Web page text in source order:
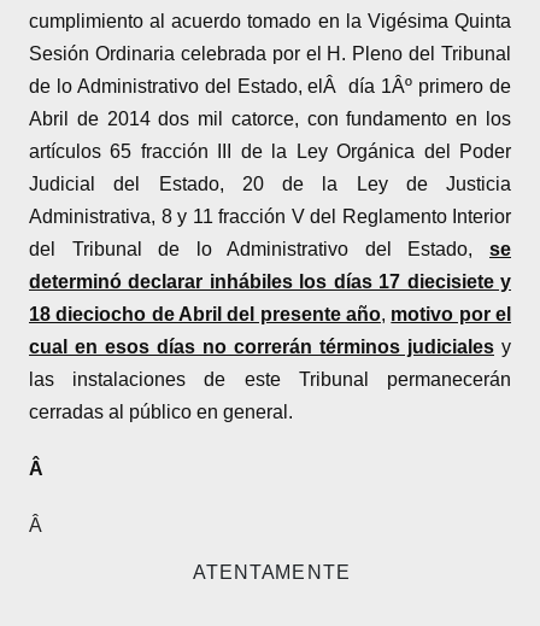
cumplimiento al acuerdo tomado en la Vigésima Quinta
Sesión Ordinaria celebrada por el H. Pleno del Tribunal
de lo Administrativo del Estado, elÂ dí­a 1Âº primero de
Abril de 2014 dos mil catorce, con fundamento en los
artí­culos 65 fracción III de la Ley Orgánica del Poder
Judicial del Estado, 20 de la Ley de Justicia
Administrativa, 8 y 11 fracción V del Reglamento Interior
del Tribunal de lo Administrativo del Estado, se
determinó declarar inhábiles los dí­as 17 diecisiete y
18 dieciocho de Abril del presente año, motivo por el
cual en esos dí­as no correrán términos judiciales y
las instalaciones de este Tribunal permanecerán
cerradas al público en general.
Â
Â
A T E N T A M E N T E